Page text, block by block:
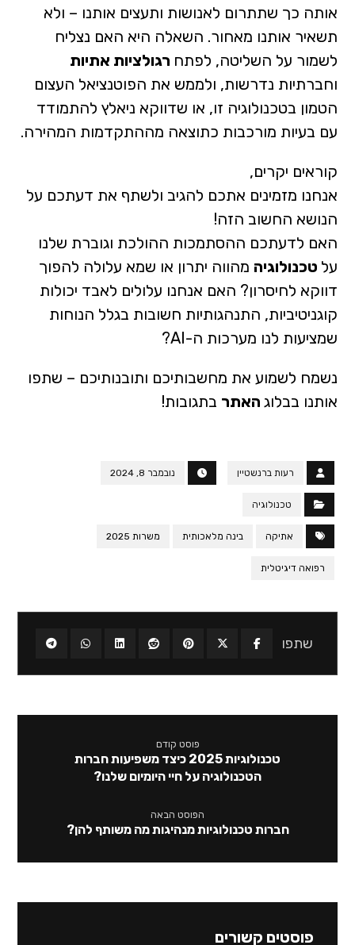
אותה כך שתתרום לאנושות ותעצים אותנו – ולא
תשאיר אותנו מאחור. השאלה היא האם נצליח
לשמור על השליטה, לפתח רגולציות אתיות
וחברתיות נדרשות, ולממש את הפוטנציאל העצום
הטמון בטכנולוגיה זו, או שדווקא ניאלץ להתמודד
עם בעיות מורכבות כתוצאה מההתקדמות המהירה.
קוראים יקרים,
אנחנו מזמינים אתכם להגיב ולשתף את דעתכם על
הנושא החשוב הזה!
האם לדעתכם ההסתמכות ההולכת וגוברת שלנו
על טכנולוגיה מהווה יתרון או שמא עלולה להפוך
דווקא לחיסרון? האם אנחנו עלולים לאבד יכולות
קוגניטיביות, התנהגותיות חשובות בגלל הנוחות
שמציעות לנו מערכות ה-AI?
נשמח לשמוע את מחשבותיכם ותובנותיכם – שתפו
אותנו בבלוג האתר בתגובות!
רעות ברנשטיין נובמבר 8, 2024
טכנולוגיה
אתיקה בינה מלאכותית משרות 2025
רפואה דיגיטלית
פוסט קודם
טכנולוגיות 2025 כיצד משפיעות חברות
הטכנולוגיה על חיי היומיום שלנו?
הפוסט הבאה
חברות טכנולוגיות מנהיגות מה משותף להן?
פוסטים קשורים